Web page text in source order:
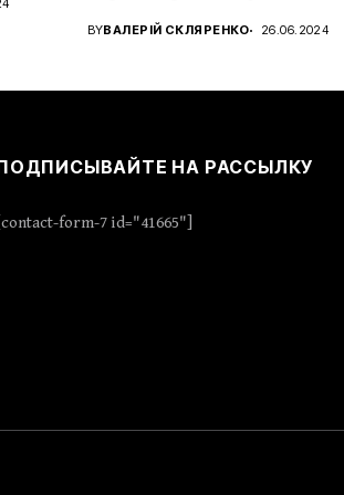
характера с новым...
BYВАЛЕРІЙ СКЛЯРЕНКО 26.06.2024
НА РАССЫЛКУ
[contact-form-7 id="41665"]